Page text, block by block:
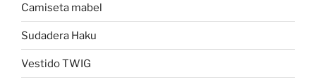
Camiseta mabel
Sudadera Haku
Vestido TWIG